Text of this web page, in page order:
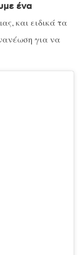
ένα
και ειδικά τα
για να